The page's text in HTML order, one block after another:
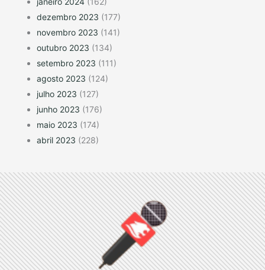
dezembro 2023 (177)
novembro 2023 (141)
outubro 2023 (134)
setembro 2023 (111)
agosto 2023 (124)
julho 2023 (127)
junho 2023 (176)
maio 2023 (174)
abril 2023 (228)